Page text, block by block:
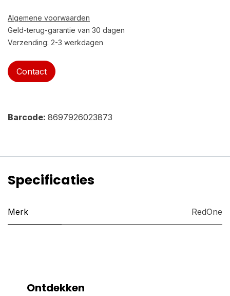
Algemene voorwaarden
Geld-terug-garantie van 30 dagen
Verzending: 2-3 werkdagen
Contact
Barcode: 8697926023873
Specificaties
Merk RedOne
Ontdekken